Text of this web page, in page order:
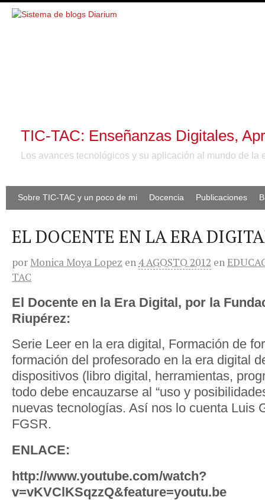
TIC-TAC: Enseñanzas Digitales,
Los avances tecnológicos y su aplicación al mundo de la
Sobre TIC-TAC y un poco de mi Docencia Publicaciones
EL DOCENTE EN LA ERA
por Monica Moya Lopez en4 AGOSTO 2012 en
TAC
El Docente en la Era Digital, por la
Riupérez:
Serie Leer en la era digital, Formación de
formación del profesorado en la era digital
dispositivos (libro digital, herramientas,
todo debe encauzarse al “uso y
nuevas tecnologías. Así nos lo cuenta Luis
FGSR.
ENLACE:
http://www.youtube.com/watch?
v=vKVClKSqzzQ&feature=youtu.be